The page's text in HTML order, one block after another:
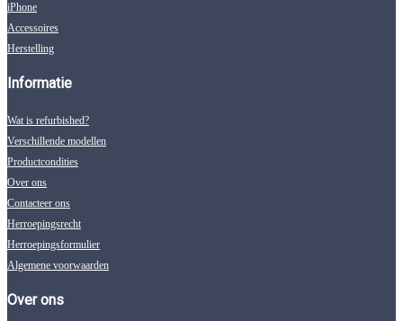
iPhone
Accessoires
Herstelling
Informatie
Wat is refurbished?
Verschillende modellen
Productcondities
Over ons
Contacteer ons
Herroepingsrecht
Herroepingsformulier
Algemene voorwaarden
Over ons